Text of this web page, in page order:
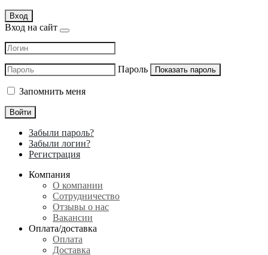
Вход
Вход на сайт
Пароль Показать пароль
Запомнить меня
Войти
Забыли пароль?
Забыли логин?
Регистрация
Компания
О компании
Сотрудничество
Отзывы о нас
Вакансии
Оплата/доставка
Оплата
Доставка